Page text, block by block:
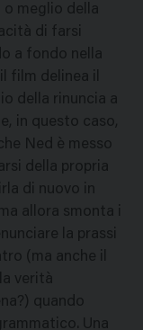
meglio della
di farsi
a fondo nella
film delinea il
della rinuncia a
in questo caso,
Ned è messo
della propria
di nuovo in
allora smonta i
la prassi
(ma anche il
verità
quando
Una